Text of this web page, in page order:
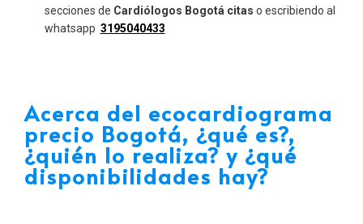
secciones de Cardiólogos Bogotá citas o escribiendo al
whatsapp 3195040433
Acerca del ecocardiograma
precio Bogotá, ¿qué es?,
¿quién lo realiza? y ¿qué
disponibilidades hay?